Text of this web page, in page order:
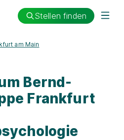
Stellen finden
am Main
Bernd-
Frankfurt